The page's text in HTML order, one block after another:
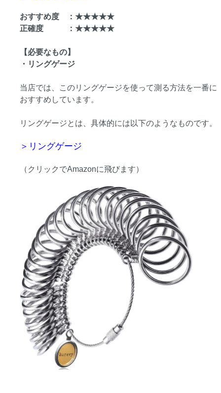
おすすめ度 ：★★★★★
正確度 ：★★★★★
【必要なもの】
・リングゲージ
当店では、このリングゲージを使って測る方法を一番に
おすすめしています。
リングゲージとは、具体的には以下のようなものです。
＞リングゲージ
（クリックでAmazonに飛びます）